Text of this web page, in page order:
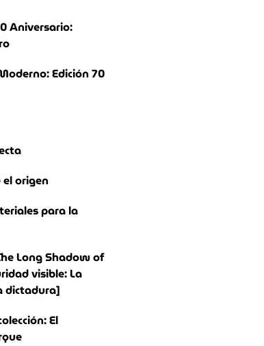
Aniversario:
Edición 70
el origen
para la
Long Shadow of
visible: La
dictadura]
El